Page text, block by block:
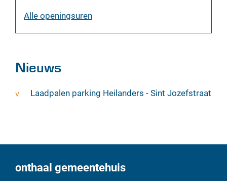
Alle openingsurendienst
Nieuws
Laadpalen parking Heilanders - Sint Jozefstraat
onthaal gemeentehuis